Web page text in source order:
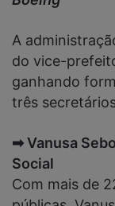
A
do vice-
ganhando
três
➡ Vanusa
Social
Com mais de